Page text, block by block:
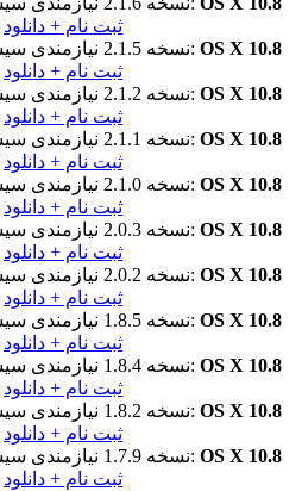
ثبت نام + دانلود
نسخه 2.1.5نیازمندی سیستم: OS X 10.8
ثبت نام + دانلود
نسخه 2.1.2نیازمندی سیستم: OS X 10.8
ثبت نام + دانلود
نسخه 2.1.1نیازمندی سیستم: OS X 10.8
ثبت نام + دانلود
نسخه 2.1.0نیازمندی سیستم: OS X 10.8
ثبت نام + دانلود
نسخه 2.0.3نیازمندی سیستم: OS X 10.8
ثبت نام + دانلود
نسخه 2.0.2نیازمندی سیستم: OS X 10.8
ثبت نام + دانلود
نسخه 1.8.5نیازمندی سیستم: OS X 10.8
ثبت نام + دانلود
نسخه 1.8.4نیازمندی سیستم: OS X 10.8
ثبت نام + دانلود
نسخه 1.8.2نیازمندی سیستم: OS X 10.8
ثبت نام + دانلود
نسخه 1.7.9نیازمندی سیستم: OS X 10.8
ثبت نام + دانلود